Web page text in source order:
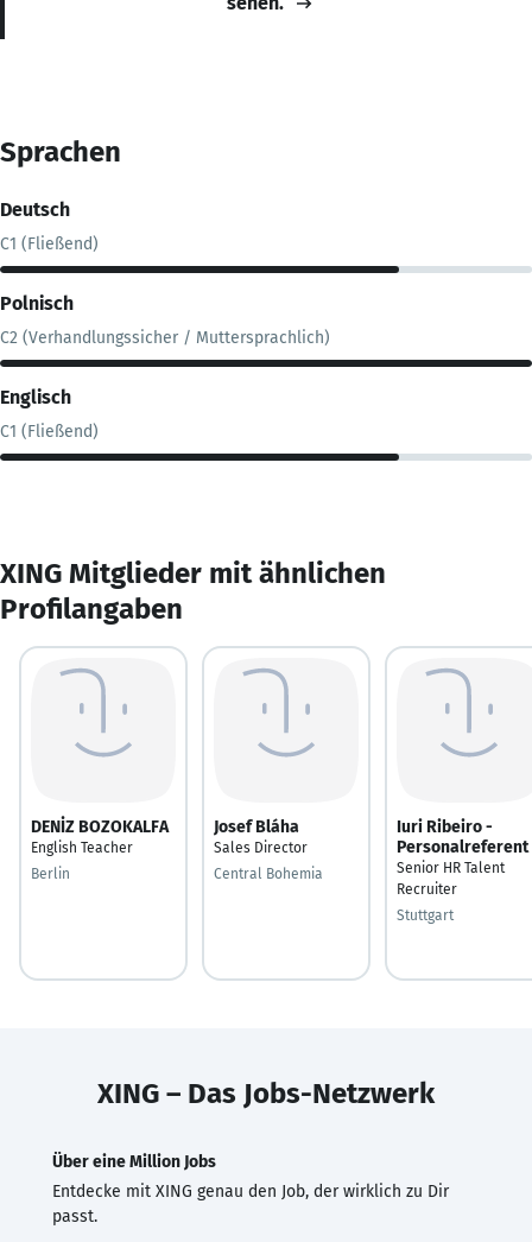
Sprachen
Deutsch
C1 (Fließend)
Polnisch
C2 (Verhandlungssicher / Muttersprachlich)
Englisch
C1 (Fließend)
XING Mitglieder mit ähnlichen
Profilangaben
DENİZ BOZOKALFA
English Teacher
Berlin
Josef Bláha
Sales Director
Central Bohemia
Iuri Ribeiro -
Personalreferent
Senior HR Talent
Recruiter
Stuttgart
XING – Das Jobs-Netzwerk
Über eine Million Jobs
Entdecke mit XING genau den Job, der wirklich zu Dir
passt.